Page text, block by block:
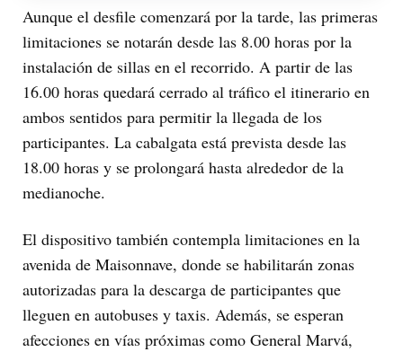
Aunque el desfile comenzará por la tarde, las primeras
limitaciones se notarán desde las 8.00 horas por la
instalación de sillas en el recorrido. A partir de las
16.00 horas quedará cerrado al tráfico el itinerario en
ambos sentidos para permitir la llegada de los
participantes. La cabalgata está prevista desde las
18.00 horas y se prolongará hasta alrededor de la
medianoche.
El dispositivo también contempla limitaciones en la
avenida de Maisonnave, donde se habilitarán zonas
autorizadas para la descarga de participantes que
lleguen en autobuses y taxis. Además, se esperan
afecciones en vías próximas como General Marvá,